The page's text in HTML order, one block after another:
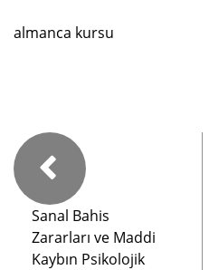
almanca kursu
Sanal Bahis
Zararları ve Maddi
Kaybın Psikolojik